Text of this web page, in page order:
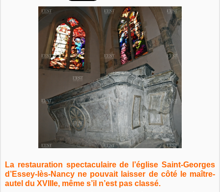
La restauration spectaculaire de l’église Saint-Georges
d’Essey-lès-Nancy ne pouvait laisser de côté le maître-
autel du XVIIIe, même s’il n’est pas classé.